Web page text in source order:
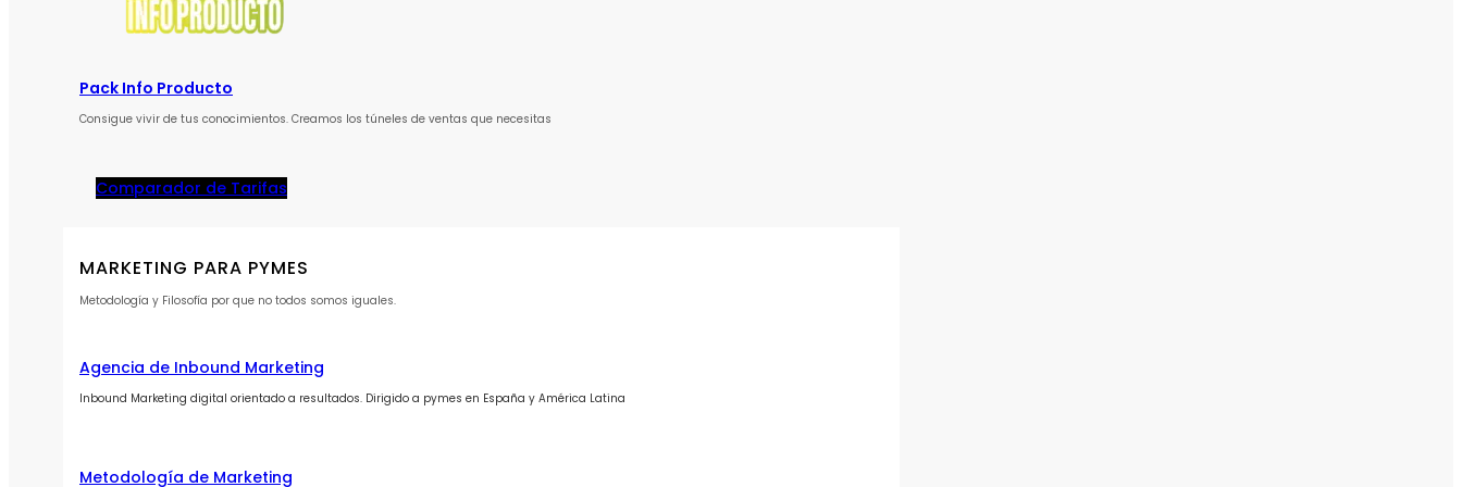
Pack Info Producto
Consigue vivir de tus conocimientos. Creamos los túneles de ventas que necesitas
Comparador de Tarifas
MARKETING PARA PYMES
Metodología y Filosofía por que no todos somos iguales.
Agencia de Inbound Marketing
Inbound Marketing digital orientado a resultados. Dirigido a pymes en España y América Latina
Metodología de Marketing